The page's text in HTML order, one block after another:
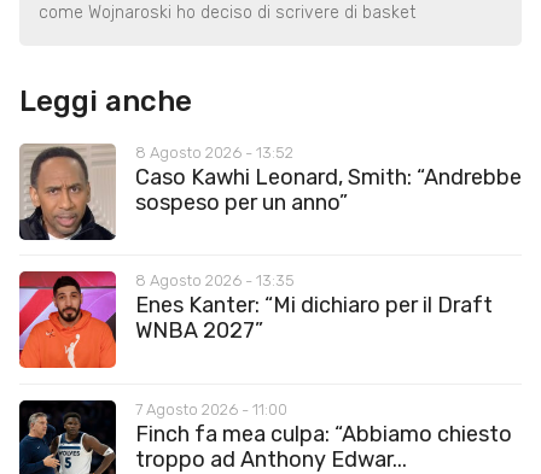
come Wojnaroski ho deciso di scrivere di basket
Leggi anche
8 Agosto 2026 - 13:52
Caso Kawhi Leonard, Smith: “Andrebbe
sospeso per un anno”
8 Agosto 2026 - 13:35
Enes Kanter: “Mi dichiaro per il Draft
WNBA 2027”
7 Agosto 2026 - 11:00
Finch fa mea culpa: “Abbiamo chiesto
troppo ad Anthony Edwar...